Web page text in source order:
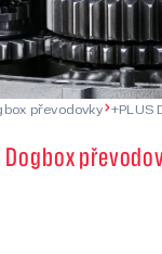
převodovky +PLUS
Dogbox